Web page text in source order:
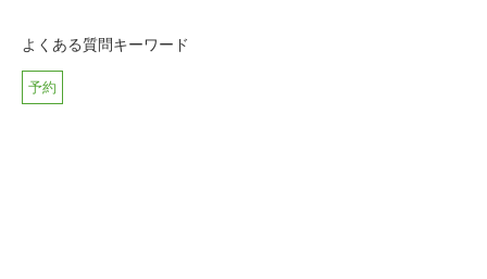
よくある質問キーワード
予約